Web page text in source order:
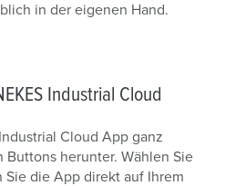
in der eigenen Hand.
Industrial Cloud
Cloud App ganz
herunter. Wählen Sie
Sie die App direkt auf Ihrem